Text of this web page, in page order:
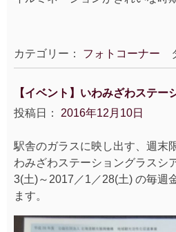
カテゴリー： フォトコーナー
【イベント】いわみざわステー
投稿日： 2016年12月10日
駅舎のガラスに映し出す、週末
わみざわステーショングラスシ
3(土)～2017／1／28(土) の毎週
ます。